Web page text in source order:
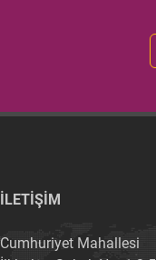
İLETİŞİM
Cumhuriyet Mahallesi